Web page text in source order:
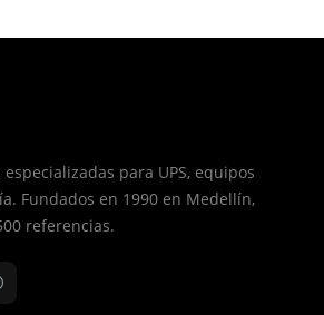
para UPS, equipos
Fundados en 1990 en Medellín,
referencias.